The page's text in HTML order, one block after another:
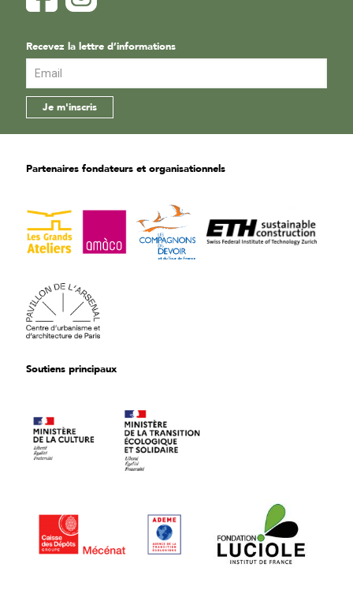
Recevez la lettre d’informations
Partenaires fondateurs et organisationnels
Soutiens principaux